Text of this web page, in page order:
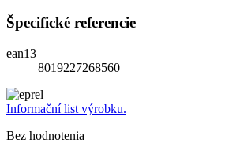
Špecifické referencie
ean13
8019227268560
Informační list výrobku.
Bez hodnotenia